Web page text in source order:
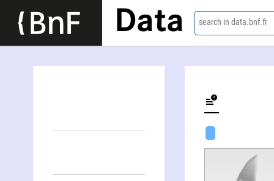
Data search in data.bnf.fr